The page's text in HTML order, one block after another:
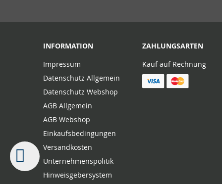
INFORMATION
Impressum
Datenschutz Allgemein
Datenschutz Webshop
AGB Allgemein
AGB Webshop
Einkaufsbedingungen
Versandkosten
Unternehmenspolitik
Hinweisgebersystem
ZAHLUNGSARTEN
Kauf auf Rechnung